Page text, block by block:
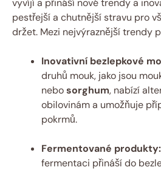
⁣pestřejší a chutnější stravu pro
držet. Mezi nejvýraznější trendy
Inovativní bezlepkové
druhů mouk, jako jsou
nebosorghum, nabízí
obilovinám a umožňuje
pokrmů.
Fermentované produkty:
fermentaci přináší do